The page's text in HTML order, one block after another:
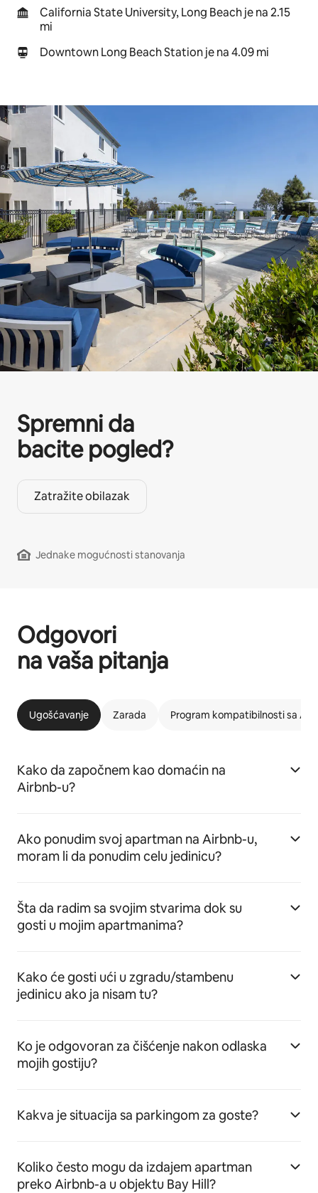
California State University, Long Beach je na 2.15
mi
Downtown Long Beach Station je na 4.09 mi
Spremni da
bacite pogled?
Zatražite obilazak
Jednake mogućnosti stanovanja
Odgovori
na vaša pitanja
Ugošćavanje Zarada Program kompatibilnosti sa
Kako da započnem kao domaćin na
Airbnb-u?
Ako ponudim svoj apartman na Airbnb-u,
moram li da ponudim celu jedinicu?
Šta da radim sa svojim stvarima dok su
gosti u mojim apartmanima?
Kako će gosti ući u zgradu/stambenu
jedinicu ako ja nisam tu?
Ko je odgovoran za čišćenje nakon odlaska
mojih gostiju?
Kakva je situacija sa parkingom za goste?
Koliko često mogu da izdajem apartman
preko Airbnb-a u objektu Bay Hill?